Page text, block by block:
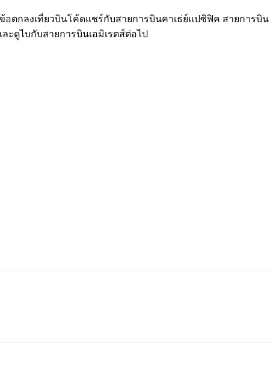
ตกลงเที่ยวบินโค้ดแชร์กับสายการบินคาเธ่ย์แปซิฟิค สายการบิน
ดูไบกับสายการบินเอมิเรตส์ต่อไป